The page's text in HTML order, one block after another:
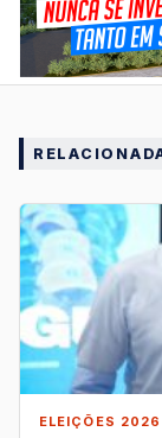
ELEIÇÕES 2026